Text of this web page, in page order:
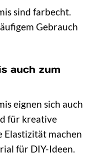
sind farbecht.
Gebrauch
auch zum
eignen sich auch
für kreative
Elastizität machen
für DIY-Ideen.